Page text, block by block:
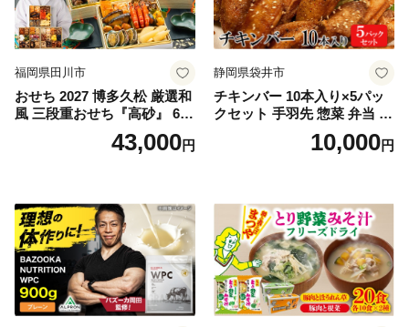
福岡県田川市
おせち 2027 博多久松 厳選和
風 三段重おせち『高砂』 6.5
寸 3段重 2～3人前 おせち料
理 重箱 お正月 冷凍おせち 縁
ち 本格おせち おせち予約 年
末 年始 お取り寄せ 新春 贅沢
おせち こだわりおせち 惣菜
老舗おせち ふるさと納税お
せち 御節 お節料理 正月 調理
不要 おせち料理2027
43,000円
静岡県袋井市
チキンバー 10本入り×5パッ
クセット 手羽先 惣菜 弁当 お
かず お酒 おつまみ ギフト キ
ャンプ アウトドア キャンプ
10,000円